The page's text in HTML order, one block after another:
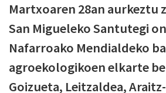
Martxoaren 28an aurkeztu
San Migueleko Santutegi
Nafarroako Mendialdeko
agroekologikoen elkarte
Goizueta, Leitzaldea,